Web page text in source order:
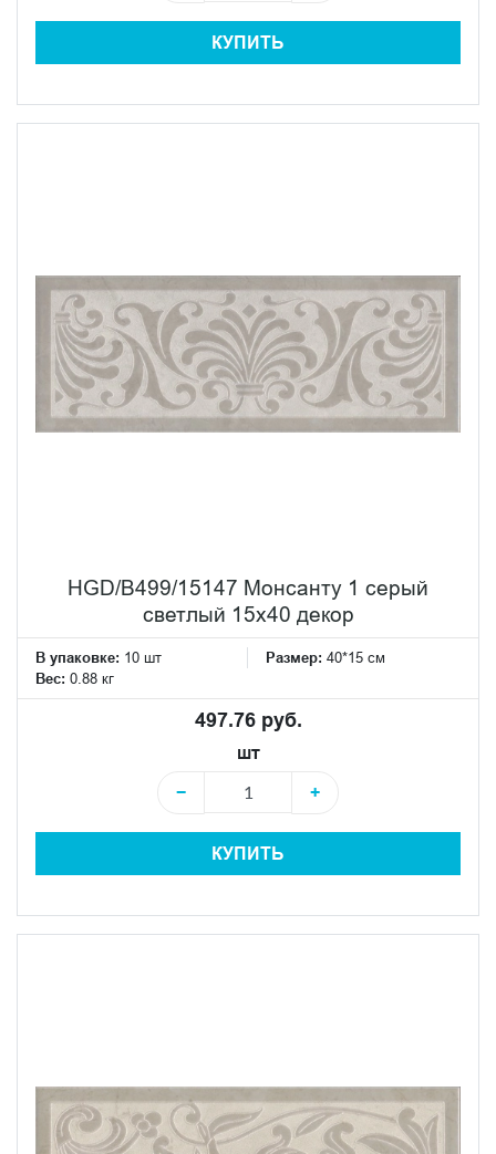
КУПИТЬ
HGD/B499/15147 Монсанту 1 серый
светлый 15х40 декор
В упаковке: 10 шт Размер: 40*15 см
Вес: 0.88 кг
497.76 руб.
шт
−
+
КУПИТЬ